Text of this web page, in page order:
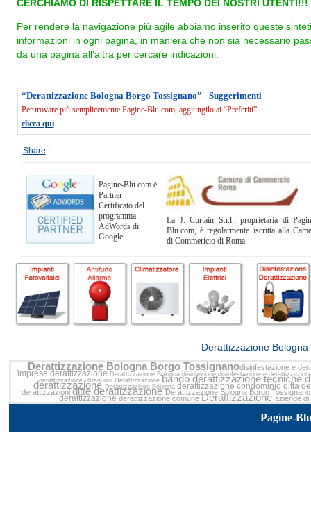
CERCHIAMO DI RISPETTARE IL TEMPO DEI NOSTRI UTENTI!!!
Per rendere la navigazione più agile abbiamo inserito queste
informazioni in ogni pagina, in maniera che non sia necessario
da una pagina all'altra per cercare indicazioni.
“Derattizzazione Bologna Borgo Tossignano” - Suggerimenti
Per trovare più semplicemente Pagine-Blu.com, aggiungilo ai “Preferiti”:
clicca qui.
Share
Pagine-Blu.com è
Partner
Certificato del
programma
AdWords di
Google.
La J. Curtain S.r.l., proprietaria di
Blu.com, è regolarmente iscritta alla
di Commericio di Roma.
Derattizzazione Bologna
Derattizzazione Bologna Borgo Tossignanodisinfestazione e
imprese derattizzazione Derattizzazione Bologna disinfezione disinfestazione e
derattizzazione ultrasuoni Derattizzazione bando derattizzazionetecniche
derattizzazioneDerattizzazione Bologna derattizzazione condominio ditta
derattizzazioni ditte derattizzazioneDerattizzazione Bologna Borgo Tossignano
derattizzazione derattizzazione comune Derattizzazione aziende
Pagine-